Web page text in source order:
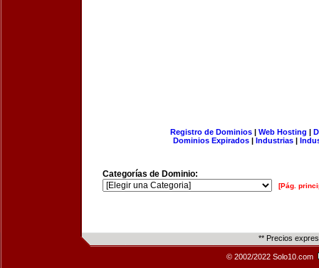
Registro de Dominios| Web Hosting |
Dominios Expirados | Industrias |
Categorías de Dominio:
[Pág.
** Precios
© 2002/2022 Solo10.com